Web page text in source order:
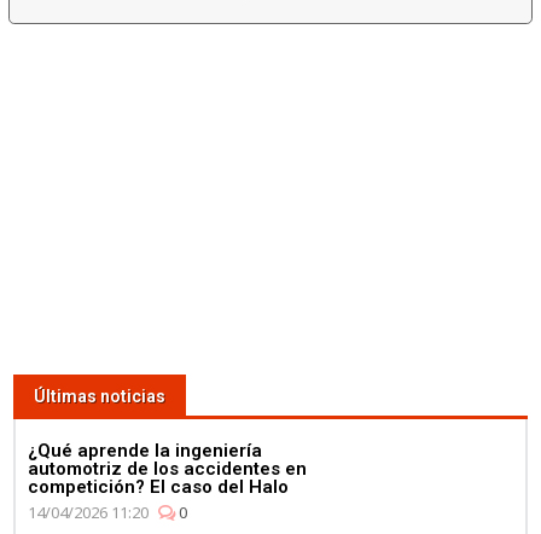
Últimas noticias
¿Qué aprende la ingeniería
automotriz de los accidentes en
competición? El caso del Halo
14/04/2026 11:20
0